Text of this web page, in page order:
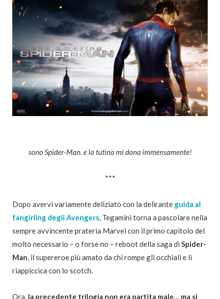
sono Spider-Man. e la tutina mi dona immensamente!
***
Dopo avervi variamente deliziato con la delirante guida al
fangirling degli Avengers, Tegamini torna a pascolare nella
sempre avvincente prateria Marvel con il primo capitolo del
molto necessario – o forse no – reboot della saga di Spider-
Man, il supereroe più amato da chi rompe gli occhiali e li
riappiccica con lo scotch.
Ora, la precedente trilogia non era partita male… ma si